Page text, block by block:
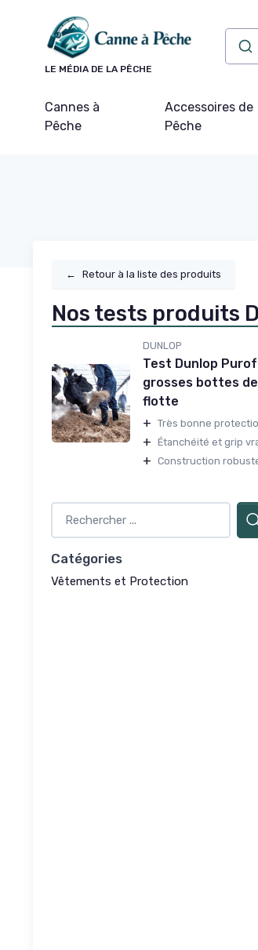
LE MÉDIA DE LA PÊCHE
Cannes à
Pêche
Accessoires de
Pêche
← Retour à la liste des produits
Nos tests produits
DUNLOP
Test Dunlop
grosses bottes
flotte
+ Très bonne
+ Étanchéité et grip
+ Construction
Catégories
Vêtements et Protection